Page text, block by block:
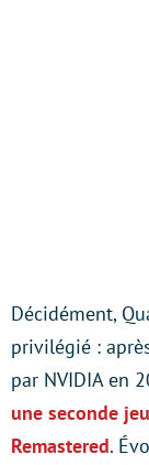
Décidément,
privilégié :
par NVIDIA en
une seconde
Remastered.